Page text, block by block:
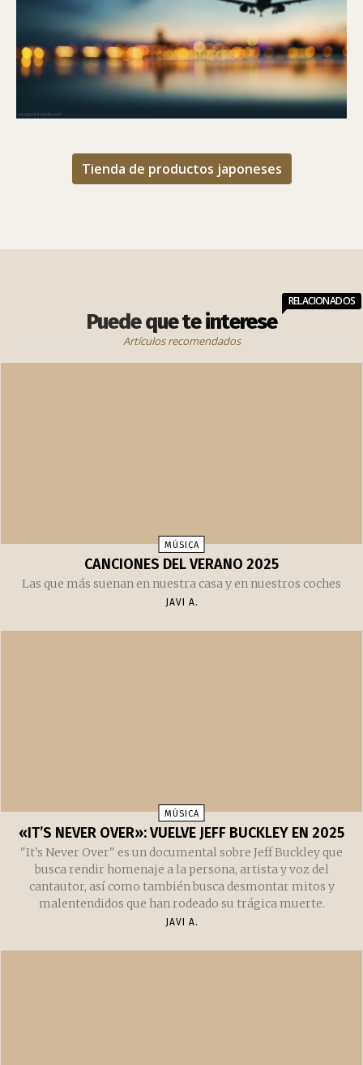
Tienda de productos japoneses
Puede que te interese
RELACIONADOS
Artículos recomendados
MÚSICA
CANCIONES DEL VERANO 2025
Las que más suenan en nuestra casa y en nuestros coches
JAVI A.
MÚSICA
«IT’S NEVER OVER»: VUELVE JEFF BUCKLEY EN 2025
"It's Never Over" es un documental sobre Jeff Buckley que
busca rendir homenaje a la persona, artista y voz del
cantautor, así como también busca desmontar mitos y
malentendidos que han rodeado su trágica muerte.
JAVI A.